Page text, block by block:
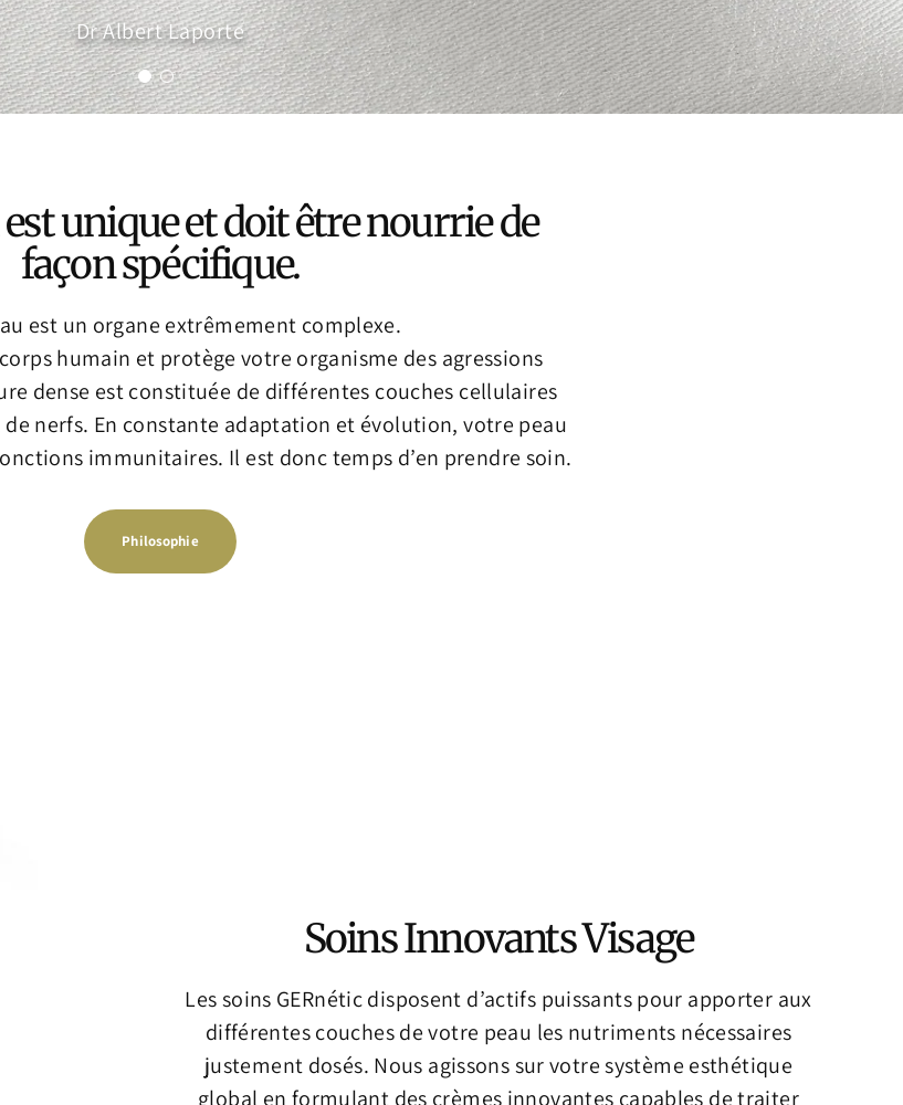
Dr Albert Laporte
unique et doit être nourrie de
façon spécifique.
est un organe extrêmement complexe.
humain et protège votre organisme des agressions
dense est constituée de différentes couches cellulaires
de nerfs. En constante adaptation et évolution, votre peau
immunitaires. Il est donc temps d’en prendre soin.
Philosophie
Soins Innovants Visage
Les soins GERnétic disposent d’actifs puissants pour apporter aux
différentes couches de votre peau les nutriments nécessaires
justement dosés. Nous agissons sur votre système esthétique
global en formulant des crèmes innovantes capables de traiter